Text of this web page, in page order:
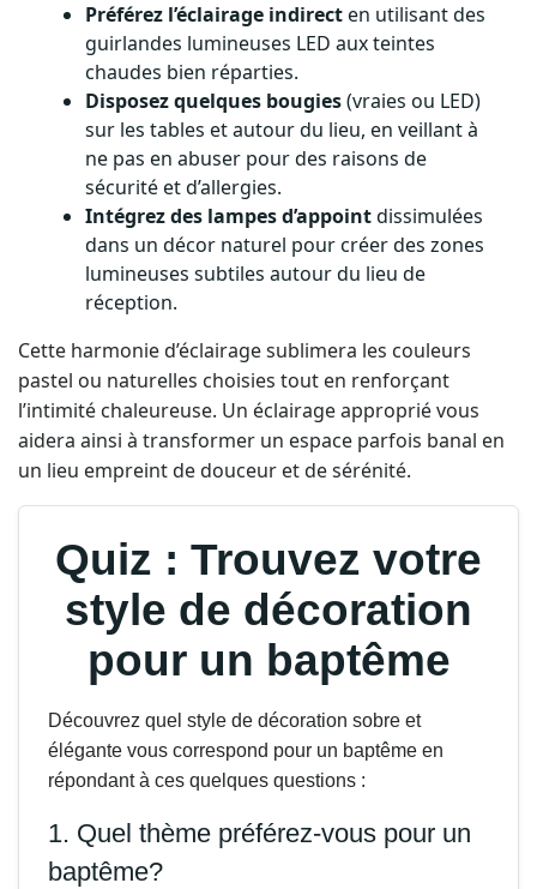
Préférez l’éclairage indirecten utilisant des
guirlandes lumineuses LED aux teintes
chaudes bien réparties.
Disposez quelques bougies(vraies ou LED)
sur les tables et autour du lieu, en veillant à
ne pas en abuser pour des raisons de
sécurité et d’allergies.
Intégrez des lampes d’appointdissimulées
dans un décor naturel pour créer des zones
lumineuses subtiles autour du lieu de
réception.
Cette harmonie d’éclairage sublimera les couleurs
pastel ou naturelles choisies tout en renforçant
l’intimité chaleureuse. Un éclairage approprié vous
aidera ainsi à transformer un espace parfois banal en
un lieu empreint de douceur et de sérénité.
Quiz : Trouvez votre
style de décoration
pour un baptême
Découvrez quel style de décoration sobre et
élégante vous correspond pour un baptême en
répondant à ces quelques questions :
1. Quel thème préférez-vous pour un
baptême?